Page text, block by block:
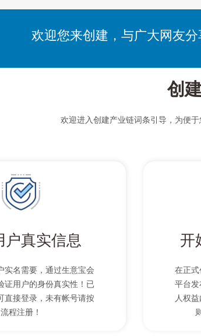
欢迎您来创建，与广大网友分
创
欢迎进入创建产业链词条引导，为便
户真实信息
实名需要，通过生意宝会
证用户的身份真实性！已
直接登录，未有帐号请按
流程注册！
开
在正
平台
人权